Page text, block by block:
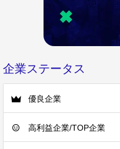
企業ステータス
優良企業
高利益企業/TOP企業